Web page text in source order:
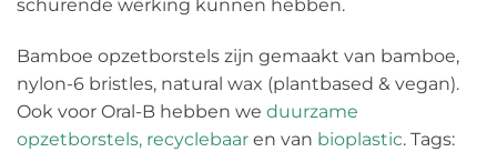
schurende werking kunnen hebben.
Bamboe opzetborstels zijn gemaakt van bamboe,
nylon-6 bristles, natural wax (plantbased & vegan).
Ook voor Oral-B hebben we duurzame
opzetborstels, recyclebaar en van bioplastic. Tags: